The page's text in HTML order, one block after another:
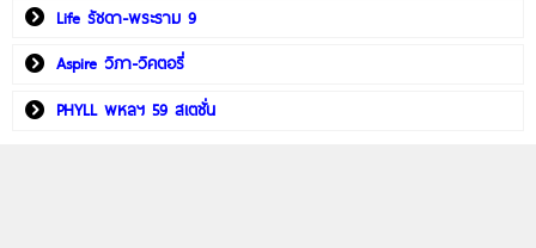
Life รัชดา-พระราม 9
Aspire วิภา-วิคตอรี่
PHYLL พหลฯ 59 สเตชั่น